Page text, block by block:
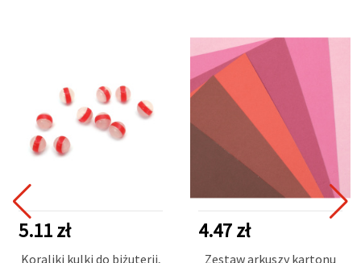
5.11 zł
Koraliki kulki do biżuterii,
4.47 zł
Zestaw arkuszy kartonu